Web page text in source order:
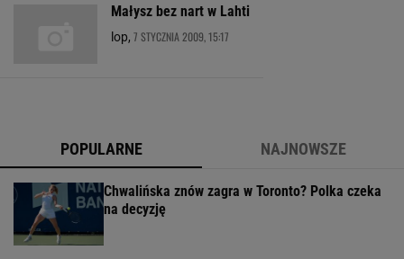
Małysz bez nart w Lahti
lop, 7 STYCZNIA 2009, 15:17
POPULARNE NAJNOWSZE
Chwalińska znów zagra w Toronto? Polka czeka
na decyzję